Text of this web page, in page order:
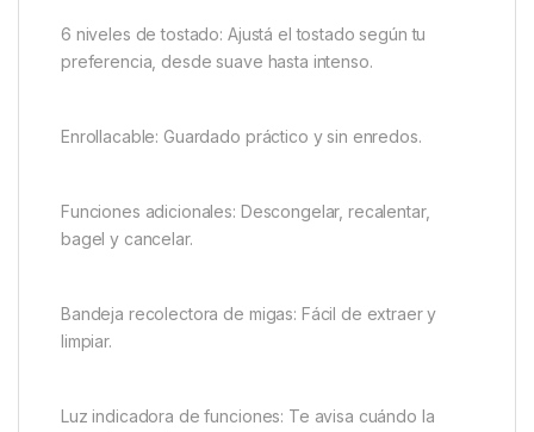
6 niveles de tostado: Ajustá el tostado según tu
preferencia, desde suave hasta intenso.
Enrollacable: Guardado práctico y sin enredos.
Funciones adicionales: Descongelar, recalentar,
bagel y cancelar.
Bandeja recolectora de migas: Fácil de extraer y
limpiar.
Luz indicadora de funciones: Te avisa cuándo la